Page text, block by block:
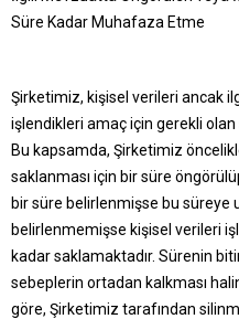
Süre Kadar Muhafaza Etme
Şirketimiz, kişisel verileri ancak
işlendikleri amaç için gerekli
Bu kapsamda, Şirketimiz
saklanması için bir süre
bir süre belirlenmişse bu süreye
belirlenmemişse kişisel verileri
kadar saklamaktadır. Sürenin
sebeplerin ortadan kalkması
göre, Şirketimiz tarafından